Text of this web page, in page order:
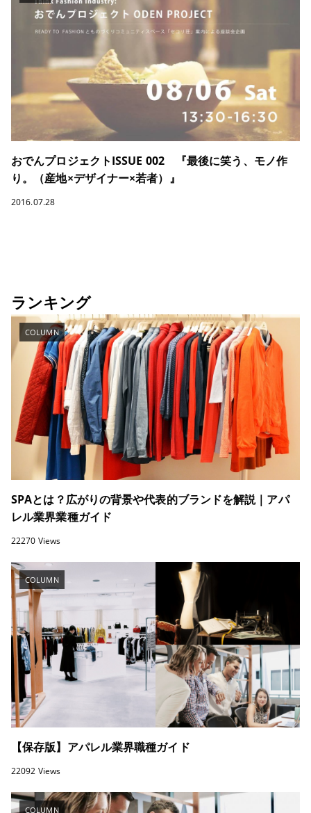
おでんプロジェクトISSUE 002 『最後に笑う、モノ作
り。（産地×デザイナー×若者）』
2016.07.28
ランキング
COLUMN
SPAとは？広がりの背景や代表的ブランドを解説｜アパ
レル業界業種ガイド
22270 Views
COLUMN
【保存版】アパレル業界職種ガイド
22092 Views
COLUMN